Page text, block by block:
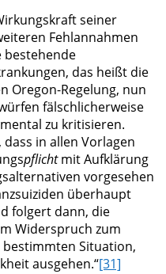
seiner
Fehlannahmen
bestehende
das heißt die
Oregon-Regelung, nun
fälschlicherweise
zu kritisieren.
in allen Vorlagen
pflichtmit Aufklärung
vorgesehen
überhaupt
folgert dann, die
Widerspruch zum
Situation,
ausgehen.“[31]